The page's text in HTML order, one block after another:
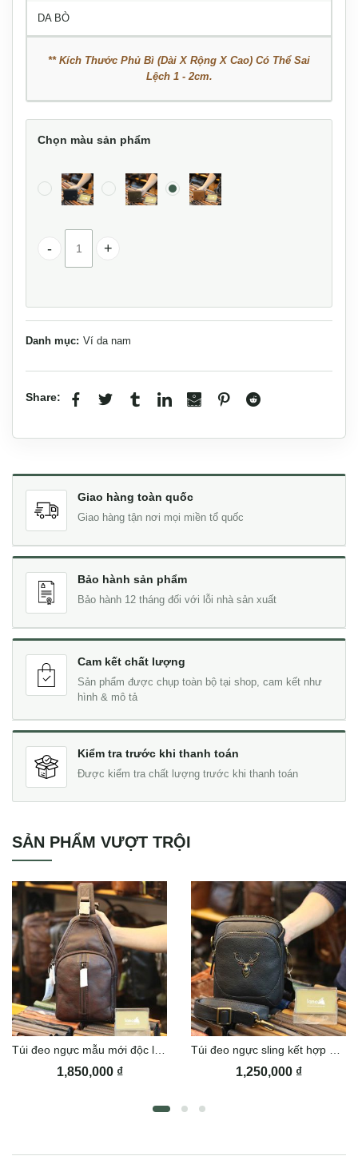
DA BÒ
** Kích Thước Phủ Bì (Dài X Rộng X Cao) Có Thể Sai
Lệch 1 - 2cm.
Chọn màu sản phẩm
Ví da nam khóa kéo da bò cao cấp VDN062 số lượng
Danh mục: Ví da nam
Share:
Giao hàng toàn quốc
Giao hàng tận nơi mọi miền tổ quốc
Bảo hành sản phẩm
Bảo hành 12 tháng đối với lỗi nhà sản xuất
Cam kết chất lượng
Sản phẩm được chụp toàn bộ tại shop, cam kết như
hình & mô tả
Kiểm tra trước khi thanh toán
Được kiểm tra chất lượng trước khi thanh toán
SẢN PHẨM VƯỢT TRỘI
1,850,000 ₫ 1,250,000 ₫